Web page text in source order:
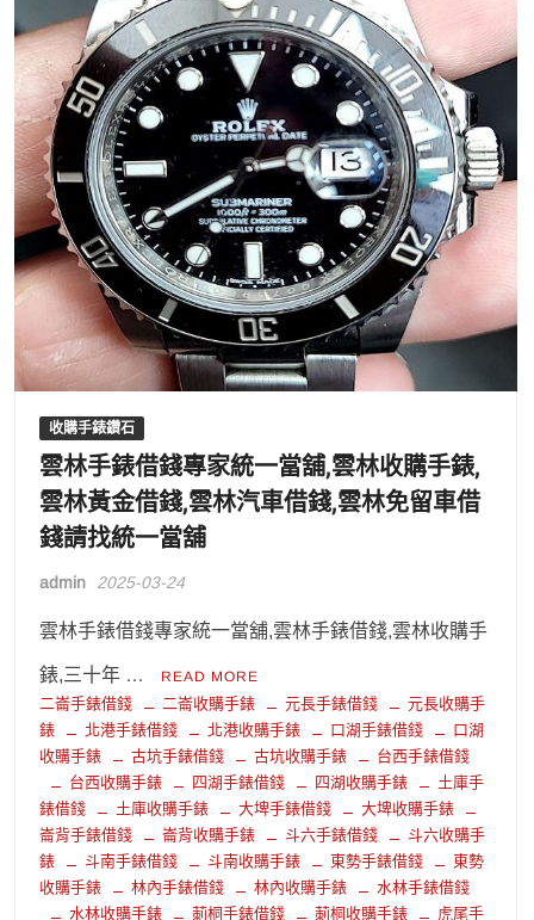
收購手錶鑽石
雲林手錶借錢專家統一當舖,雲林收購手錶,
雲林黃金借錢,雲林汽車借錢,雲林免留車借
錢請找統一當舖
admin 2025-03-24
雲林手錶借錢專家統一當舖,雲林手錶借錢,雲林收購手
錶,三十年 … READ MORE
二崙手錶借錢 二崙收購手錶 元長手錶借錢
元長收購手
錶
北港手錶借錢 北港收購手錶 口湖手錶借錢
口湖
收購手錶
古坑手錶借錢 古坑收購手錶
台西手錶借錢
台西收購手錶
四湖手錶借錢 四湖收購手錶
土庫手
錶借錢
土庫收購手錶 大埤手錶借錢
大埤收購手錶
崙背手錶借錢
崙背收購手錶 斗六手錶借錢
斗六收購手
錶
斗南手錶借錢 斗南收購手錶 東勢手錶借錢
東勢
收購手錶
林內手錶借錢 林內收購手錶
水林手錶借錢
水林收購手錶
莿桐手錶借錢 莿桐收購手錶 虎尾手